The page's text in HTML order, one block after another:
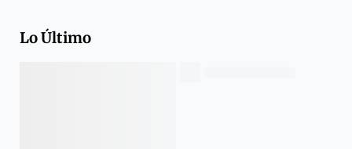
Lo Último